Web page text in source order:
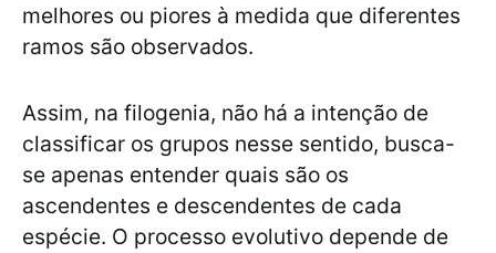
melhores ou piores à medida que diferentes
ramos são observados.
Assim, na filogenia, não há a intenção de
classificar os grupos nesse sentido, busca-
se apenas entender quais são os
ascendentes e descendentes de cada
espécie. O processo evolutivo depende de